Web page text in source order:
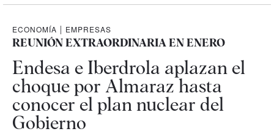
ECONOMÍA | EMPRESAS
REUNIÓN EXTRAORDINARIA EN ENERO
Endesa e Iberdrola aplazan el
choque por Almaraz hasta
conocer el plan nuclear del
Gobierno